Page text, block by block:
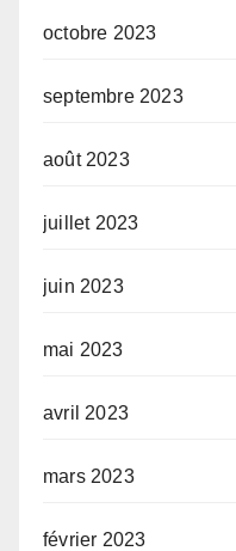
octobre 2023
septembre 2023
août 2023
juillet 2023
juin 2023
mai 2023
avril 2023
mars 2023
février 2023